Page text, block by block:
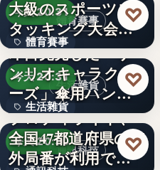
9235
體育賽事
今天 20:31
體育賽事
1
大級のスポーツス
タッキング大会
「…
♡
生活雜貨
今天 20:31
生活雜貨
1,408
即日完売した「サ
ンリオキャラクタ
ーズ」傘用ハンデ
ィファン…
♡
通訊科技
今天 20:30
プロディライト、
全国47都道府県の市
外局番が利用でき
♡